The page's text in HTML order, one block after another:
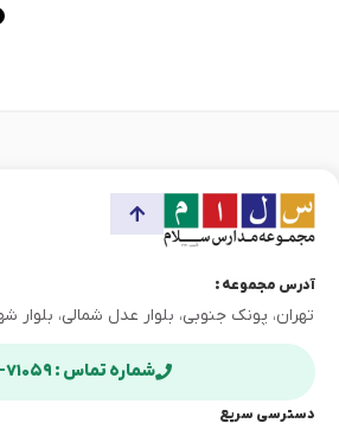
مشخص می‌کند دانش‌آموز با توجه به
آدرس مجموعه :
تهران، پونک جنوبی، بلوار عدل شمالی، بلوار
شماره تماس : ۷۱۰۵۹-۰۲۱
دسترسی سریع